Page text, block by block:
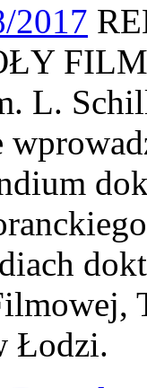
2017
L.
Łodzi.